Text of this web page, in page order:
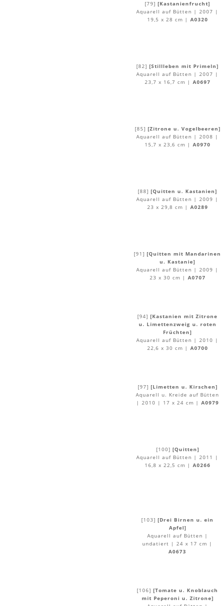
[79] [Kastanienfrucht]
Aquarell auf Bütten | 2007 |
19,5 x 28 cm | A0320
[82] [Stillleben mit Primeln]
Aquarell auf Bütten | 2007 |
23,7 x 16,7 cm | A0697
[85] [Zitrone u. Vogelbeeren]
Aquarell auf Bütten | 2008 |
15,7 x 23,6 cm | A0970
[88] [Quitten u. Kastanien]
Aquarell auf Bütten | 2009 |
23 x 29,8 cm | A0289
[91] [Quitten mit Mandarinen
u. Kastanie]
Aquarell auf Bütten | 2009 |
23 x 30 cm | A0707
[94] [Kastanien mit Zitrone
u. Limettenzweig u. roten
Früchten]
Aquarell auf Bütten | 2010 |
22,6 x 30 cm | A0700
[97] [Limetten u. Kirschen]
Aquarell u. Kreide auf Bütten
| 2010 | 17 x 24 cm | A0979
[100] [Quitten]
Aquarell auf Bütten | 2011 |
16,8 x 22,5 cm | A0266
[103] [Drei Birnen u. ein
Apfel]
Aquarell auf Bütten |
undatiert | 24 x 17 cm |
A0673
[106] [Tomate u. Knoblauch
mit Peperoni u. Zitrone]